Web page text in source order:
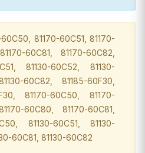
81170-60C51, 81170-
60C81, 81170-60C82,
81130-60C52, 81130-
60C82, 81185-60F30,
81170-60C50, 81170-
60C80, 81170-60C81,
81130-60C51, 81130-
60C81, 81130-60C82